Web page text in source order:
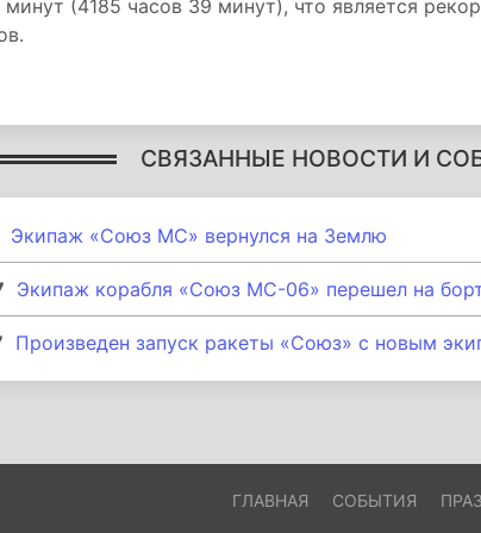
(4185 часов 39 минут), что является
СВЯЗАННЫЕ НОВОСТИ И
Экипаж «Союз МС» вернулся на Землю
Экипаж корабля «Союз МС-06» перешел на
Произведен запуск ракеты «Союз» с новым
ГЛАВНАЯ СОБЫТИЯ